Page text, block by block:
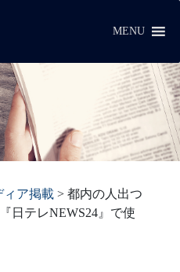
MENU
ィア掲載> 都内の人出つ
日テレNEWS24』で使